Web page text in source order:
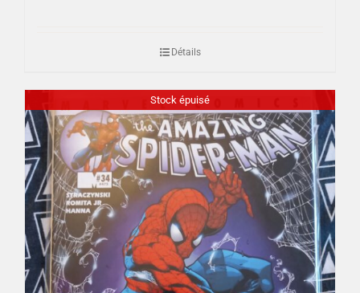
Détails
Stock épuisé